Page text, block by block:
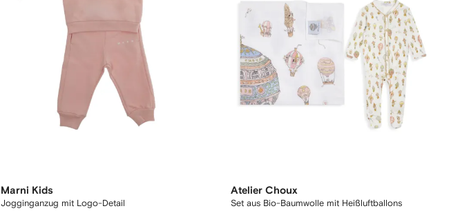
Marni Kids
Jogginganzug mit Logo-Detail
Atelier Choux
Set aus Bio-Baumwolle mit Heißluftballons